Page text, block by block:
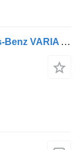
Автономный обогреватель Mercedes-Benz VARIA A 002 830 34 61 STANDKACHEL A002 830 34 61 для грузовика